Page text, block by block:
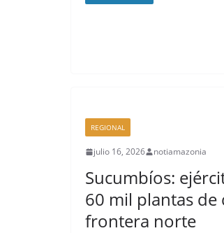
REGIONAL
julio 16, 2026 notiamazonia
Sucumbíos:
60 mil plantas de
frontera norte